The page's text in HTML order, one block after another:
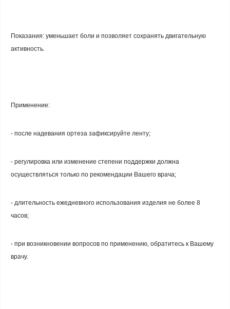
Показания: уменьшает боли и позволяет сохранять двигательную
активность.
Применение:
- после надевания ортеза зафиксируйте ленту;
- регулировка или изменение степени поддержки должна
осуществляться только по рекомендации Вашего врача;
- длительность ежедневного использования изделия не более 8
часов;
- при возникновении вопросов по применению, обратитесь к Вашему
врачу.